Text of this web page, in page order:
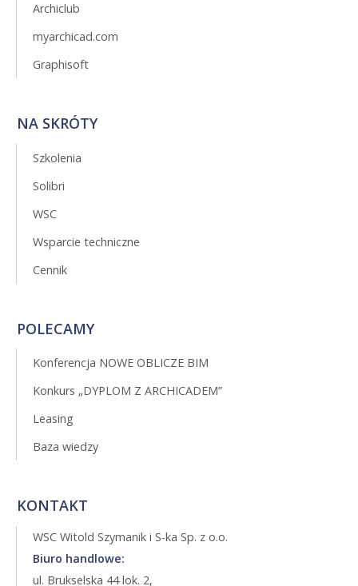
Archiclub
myarchicad.com
Graphisoft
NA SKRÓTY
Szkolenia
Solibri
WSC
Wsparcie techniczne
Cennik
POLECAMY
Konferencja NOWE OBLICZE BIM
Konkurs „DYPLOM Z ARCHICADEM”
Leasing
Baza wiedzy
KONTAKT
WSC Witold Szymanik i S-ka Sp. z o.o.
Biuro handlowe:
ul. Brukselska 44 lok. 2,